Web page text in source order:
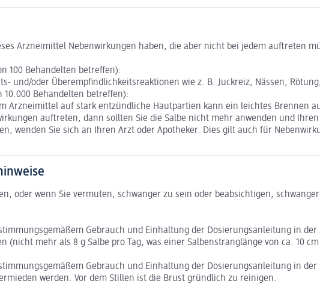
Arzneimittel Nebenwirkungen haben, die aber nicht bei jedem auftreten
100 Behandelten betreffen):
und/oder Überempfindlichkeitsreaktionen wie z. B. Juckreiz, Nässen,
10.000 Behandelten betreffen):
Arzneimittel auf stark entzündliche Hautpartien kann ein leichtes Brennen
auftreten, dann sollten Sie die Salbe nicht mehr anwenden und
wenden Sie sich an Ihren Arzt oder Apotheker. Dies gilt auch für
oder wenn Sie vermuten, schwanger zu sein oder beabsichtigen,
Gebrauch und Einhaltung der Dosierungsanleitung in
(nicht mehr als 8 g Salbe pro Tag, was einer Salbenstranglänge von ca. 10
Gebrauch und Einhaltung der Dosierungsanleitung in
werden. Vor dem Stillen ist die Brust gründlich zu reinigen.